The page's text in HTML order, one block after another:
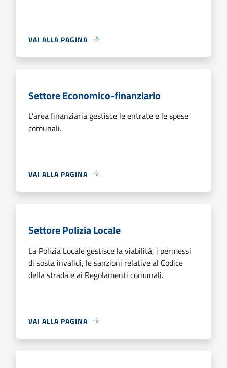
VAI ALLA PAGINA
Settore Economico-finanziario
L’area finanziaria gestisce le entrate e le spese
comunali.
VAI ALLA PAGINA
Settore Polizia Locale
La Polizia Locale gestisce la viabilità, i permessi
di sosta invalidi, le sanzioni relative al Codice
della strada e ai Regolamenti comunali.
VAI ALLA PAGINA